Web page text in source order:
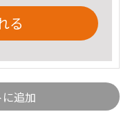
る
追加